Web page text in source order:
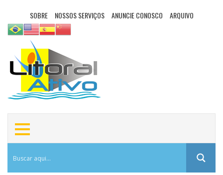
SOBRE NOSSOS SERVIÇOS ANUNCIE CONOSCO ARQUIVO